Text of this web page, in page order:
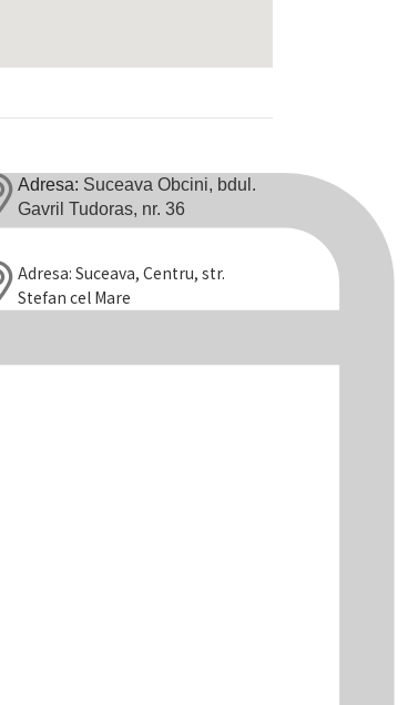
Adresa: Suceava Obcini, bdul.
Gavril Tudoras, nr. 36
Adresa: Suceava, Centru, str.
Stefan cel Mare